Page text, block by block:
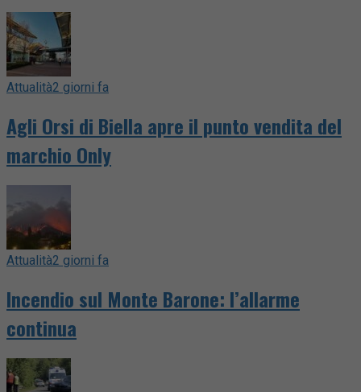
Attualità2 giorni fa
Agli Orsi di Biella apre il punto vendita del
marchio Only
Attualità2 giorni fa
Incendio sul Monte Barone: l’allarme
continua